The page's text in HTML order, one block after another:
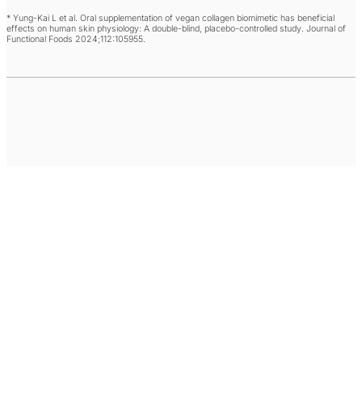
* Yung-Kai L et al. Oral supplementation of vegan collagen biomimetic has beneficial
effects on human skin physiology: A double-blind, placebo-controlled study. Journal of
Functional Foods 2024;112:105955.